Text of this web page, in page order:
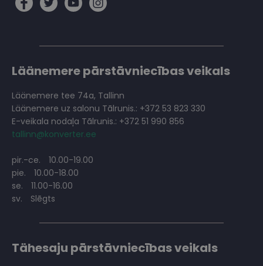
Läänemere pārstāvniecības veikals
Läänemere tee 74a, Tallinn
Läänemere uz salonu Tālrunis.: +372 53 823 330
E-veikala nodaļa Tālrunis.: +372 51 990 856
tallinn@konverter.ee
pir.-ce.
10.00-19.00
pie.
10.00-18.00
se.
11.00-16.00
sv.
Slēgts
Tähesaju pārstāvniecības veikals